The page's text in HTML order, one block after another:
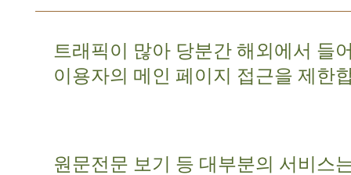
트래픽이 많아 당분간 해외에서 들
이용자의 메인 페이지 접근을 제한
원문전문 보기 등 대부분의 서비스